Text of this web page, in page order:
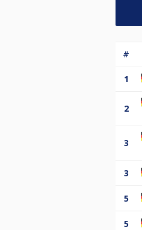
#
1
2
3
3
5
5